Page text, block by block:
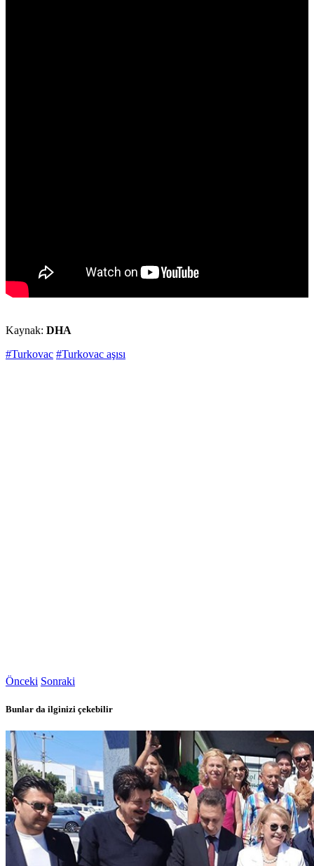
Kaynak: DHA
#Turkovac #Turkovac aşısı
Önceki Sonraki
Bunlar da ilginizi çekebilir